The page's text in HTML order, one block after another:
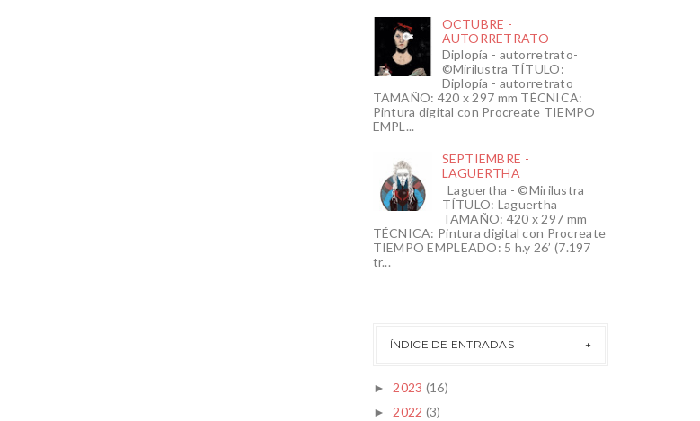
OCTUBRE -
AUTORRETRATO
Diplopía - autorretrato-
©Mirilustra TÍTULO:
Diplopía - autorretrato
TAMAÑO: 420 x 297 mm TÉCNICA:
Pintura digital con Procreate TIEMPO
EMPL...
SEPTIEMBRE -
LAGUERTHA
Laguertha - ©Mirilustra
TÍTULO: Laguertha
TAMAÑO: 420 x 297 mm
TÉCNICA: Pintura digital con Procreate
TIEMPO EMPLEADO: 5 h.y 26’ (7.197
tr...
ÍNDICE DE ENTRADAS
► 2023 (16)
► 2022 (3)